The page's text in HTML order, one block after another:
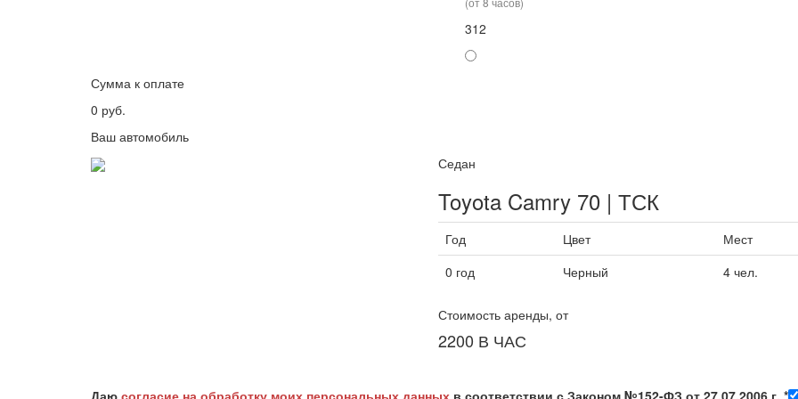
312
Сумма к оплате
0 руб.
Ваш автомобиль
Седан
Toyota Camry 70 | ТСК
Год Цвет Мест
0 год
Черный 4 чел.
Стоимость аренды, от
2200 В ЧАС
Даю согласие на обработку моих персональных данных в соответствии с Законом №152-ФЗ от 27.07.2006 г. *